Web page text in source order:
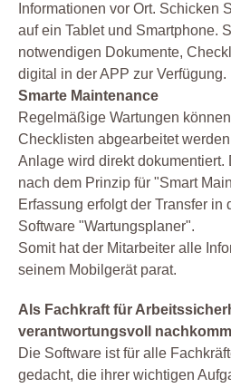
Informationen vor Ort. Schicken
auf ein Tablet und Smartphone.
notwendigen Dokumente,
digital in der APP zur Verfügung.
Smarte Maintenance
Regelmäßige Wartungen
Checklisten abgearbeitet
Anlage wird direkt dokumentiert.
nach dem Prinzip für "Smart
Erfassung erfolgt der Transfer in
Software "Wartungsplaner".
Somit hat der Mitarbeiter alle
seinem Mobilgerät parat.
Als Fachkraft für
verantwortungsvoll
Die Software ist für alle
gedacht, die ihrer wichtigen